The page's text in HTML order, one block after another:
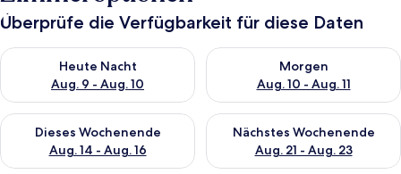
Überprüfe die Verfügbarkeit für diese Daten
Heute Nacht
Aug. 9 - Aug. 10
Überprüfe die Verfügbarkeit für heute Nacht, Aug. 9 - Aug.
Morgen
Aug. 10 - Aug. 11
Überprüfe die Verfügbarkeit
Dieses Wochenende
Aug. 14 - Aug. 16
Überprüfe die Verfügbarkeit für dieses Wochenende, Aug. 14
Nächstes Wochenende
Aug. 21 - Aug. 23
Überprüfe die Verfügbarkeit